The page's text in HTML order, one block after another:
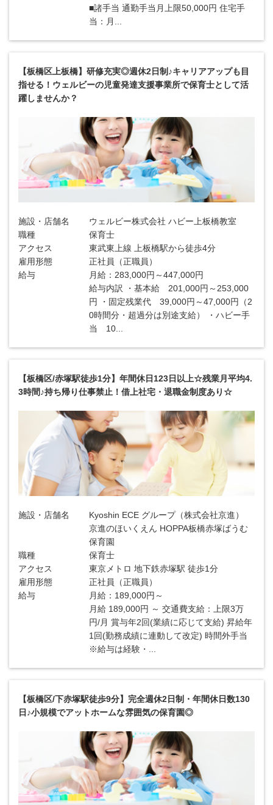
■諸手当 通勤手当月上限50,000円 住宅手
当：月...
【板橋区上板橋】研修充実◎週休2日制♪キャリアアップも目
指せる！ウェルビーの児童発達支援事業所で保育士として活
躍しませんか？
施設・店舗名
ウェルビー株式会社 ハビー上板橋教室
職種
保育士
アクセス
東武東上線 上板橋駅から徒歩4分
雇用形態
正社員（正職員）
給与
月給：283,000円～447,000円
給与内訳 ・基本給 201,000円～253,000
円 ・固定残業代 39,000円～47,000円（2
0時間分・超過分は別途支給） ・ハビー手
当 10...
【板橋区/赤塚駅徒歩1分】年間休日123日以上☆残業月平均4.
3時間♪持ち帰り仕事禁止！借上社宅・退職金制度あり☆
施設・店舗名
Kyoshin ECE グループ（株式会社京進）
京進のほいくえん HOPPA板橋赤塚ばうむ
保育園
職種
保育士
アクセス
東京メトロ 地下鉄赤塚駅 徒歩1分
雇用形態
正社員（正職員）
給与
月給：189,000円～
月給 189,000円 ～ 交通費支給：上限3万
円/月 賞与年2回(業績に応じて支給) 昇給年
1回(勤務成績に連動して改定) 時間外手当
※給与は経験・...
【板橋区/下赤塚駅徒歩9分】完全週休2日制・年間休日数130
日♪小規模でアットホームな雰囲気の保育園◎